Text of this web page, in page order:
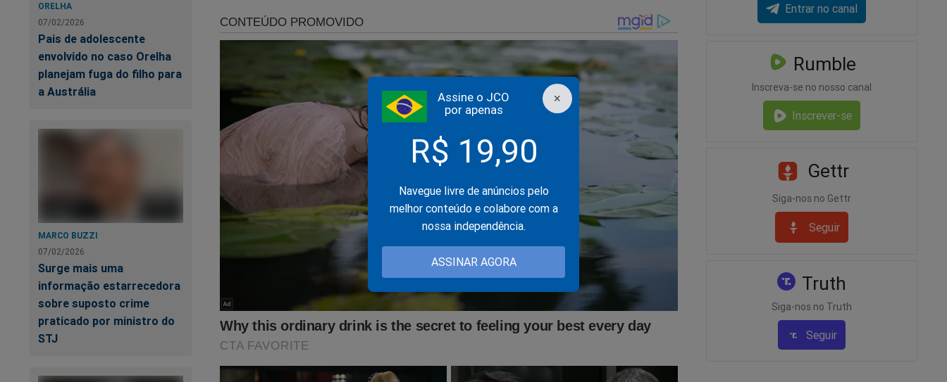
×
Assine o JCO
por apenas
R$ 19,90
Navegue livre de anúncios pelo
melhor conteúdo e colabore com a
nossa independência.
ASSINAR AGORA
ORELHA
07/02/2026
Pais de adolescente
envolvido no caso Orelha
planejam fuga do filho para
a Austrália
MARCO BUZZI
07/02/2026
Surge mais uma
informação estarrecedora
sobre suposto crime
praticado por ministro do
STJ
Vaza o relato da jovem de 18 anos que acusa ministro do STJ de
assédio. É horripilante!
Empresa acusa filha de ministro do STJ de exercício ilegal da
advocacia e pede devolução de valores pagos por serviço não
realizado
Entrar no canal
Rumble
Inscreva-se no nosso canal
Inscrever-se
Gettr
Siga-nos no Gettr
Seguir
Truth
Siga-nos no Truth
Seguir